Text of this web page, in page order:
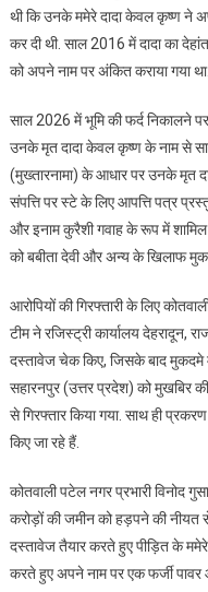
थी कि उनके ममेरे दादा केवल कृष्ण ने
कर दी थी. साल 2016 में दादा का
को अपने नाम पर अंकित कराया गया था.
साल 2026 में भूमि की फर्द निकालने पर
उनके मृत दादा केवल कृष्ण के नाम से
(मुख्तारनामा) के आधार पर उनके मृत
संपत्ति पर स्टे के लिए आपत्ति पत्र
और इनाम कुरैशी गवाह के रूप में
को बबीता देवी और अन्य के खिलाफ
आरोपियों की गिरफ्तारी के लिए
टीम ने रजिस्ट्री कार्यालय
दस्तावेज चेक किए, जिसके बाद मुकदमे में
सहारनपुर (उत्तर प्रदेश) को मुखबिर की
से गिरफ्तार किया गया. साथ ही
किए जा रहे हैं.
कोतवाली पटेल नगर प्रभारी विनोद
करोड़ों की जमीन को हड़पने की
दस्तावेज तैयार करते हुए पीड़ित के
करते हुए अपने नाम पर एक फर्जी पावर